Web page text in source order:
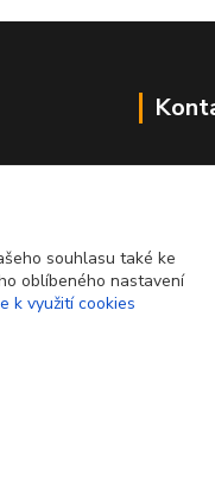
souhlasu také ke
oblíbeného nastavení
k využití cookies